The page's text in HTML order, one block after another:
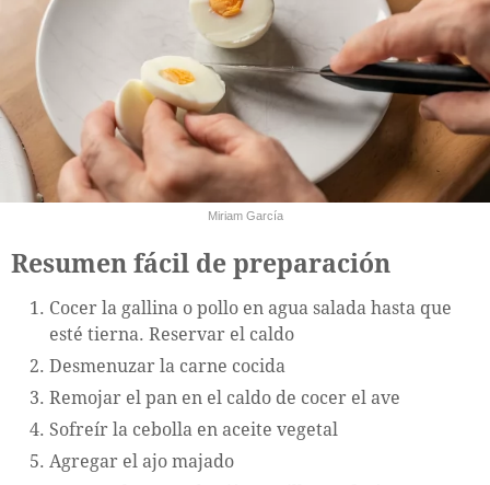
Miriam García
Resumen fácil de preparación
Cocer la gallina o pollo en agua salada hasta que
esté tierna. Reservar el caldo
Desmenuzar la carne cocida
Remojar el pan en el caldo de cocer el ave
Sofreír la cebolla en aceite vegetal
Agregar el ajo majado